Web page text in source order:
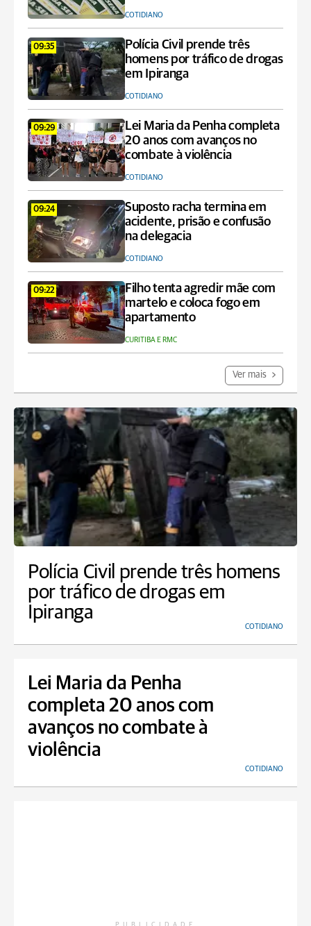
COTIDIANO
09:35
Polícia Civil prende três
homens por tráfico de drogas
em Ipiranga
COTIDIANO
09:29
Lei Maria da Penha completa
20 anos com avanços no
combate à violência
COTIDIANO
09:24
Suposto racha termina em
acidente, prisão e confusão
na delegacia
COTIDIANO
09:22
Filho tenta agredir mãe com
martelo e coloca fogo em
apartamento
CURITIBA E RMC
Ver mais
Polícia Civil prende três homens
por tráfico de drogas em
Ipiranga
COTIDIANO
Lei Maria da Penha
completa 20 anos com
avanços no combate à
violência
COTIDIANO
PUBLICIDADE